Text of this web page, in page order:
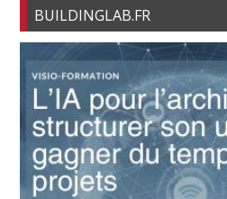
BUILDINGLAB.FR